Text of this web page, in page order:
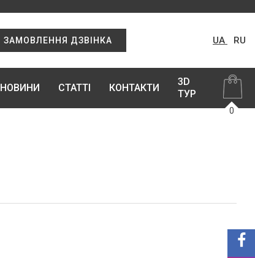
ЗАМОВЛЕННЯ ДЗВІНКА UA RU
НОВИНИ СТАТТІ КОНТАКТИ
3D
ТУР
0